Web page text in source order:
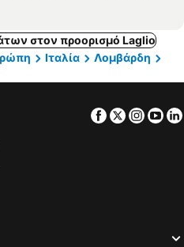
στον προορισμό Laglio
Ιταλία
Λομβάρδη
Facebook
Twitter